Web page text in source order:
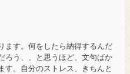
ます。何をしたら納得するんだ
ろう、、と思うほど、文句ばか
す。自分のストレス、きちんと